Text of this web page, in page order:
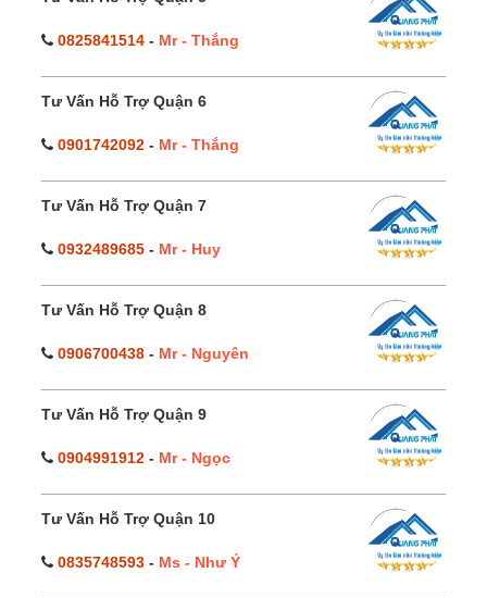
0825841514 - Mr - Thắng
Tư Vấn Hỗ Trợ Quận 6
0901742092 - Mr - Thắng
Tư Vấn Hỗ Trợ Quận 7
0932489685 - Mr - Huy
Tư Vấn Hỗ Trợ Quận 8
0906700438 - Mr - Nguyên
Tư Vấn Hỗ Trợ Quận 9
0904991912 - Mr - Ngọc
Tư Vấn Hỗ Trợ Quận 10
0835748593 - Ms - Như Ý